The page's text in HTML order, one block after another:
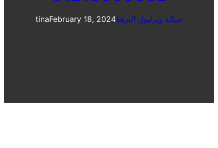
tinaFebruary 18, 2024صيانة ويرلبول النزهة